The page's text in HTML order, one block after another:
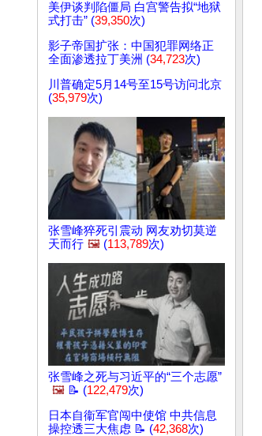
美伊谈判陷僵局 白宫警告拟“地狱
式打击” (39,350次)
影子帝国扩张：中国犯罪网络正
全面渗透拉丁美洲 (34,723次)
川普确定5月14号至15号访问北京
(35,979次)
张雪峰猝死引震动 网友劝切莫逆
天而行 🖼️ (113,789次)
张雪峰之死与习近平的“三个志愿”
🖼️ 📝 (122,479次)
日本自衞军官闯中使馆 中共信息
操控透三大焦虑 📝 (42,368次)